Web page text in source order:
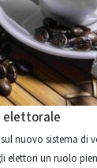
elettorale
nuovo sistema di
elettori un ruolo